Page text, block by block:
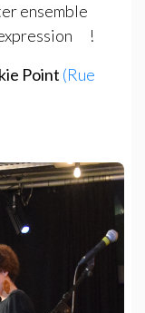
ensemble
!
Point (Rue